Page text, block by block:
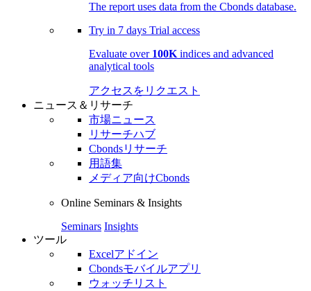
The report uses data from the Cbonds database.
Try in 7 days Trial access
Evaluate over 100K indices and advanced
analytical tools
アクセスをリクエスト
ニュース＆リサーチ
市場ニュース
リサーチハブ
Cbondsリサーチ
用語集
メディア向けCbonds
Online Seminars & Insights
Seminars Insights
ツール
Excelアドイン
Cbondsモバイルアプリ
ウォッチリスト